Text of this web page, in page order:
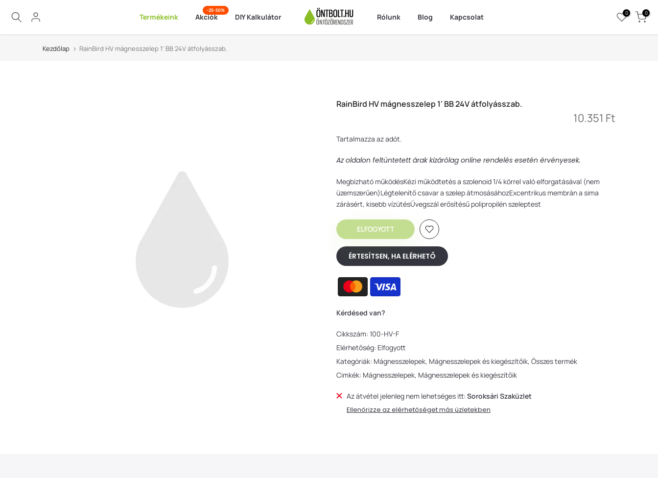
Ugrás
tartalomra
Termékeink Akciók
-25-50%
DIY Kalkulátor Rólunk Blog Kapcsolat 0 0
Kezdőlap RainBird HV mágnesszelep 1' BB 24V átfolyásszab.
RainBird HV mágnesszelep 1' BB 24V átfolyásszab.
10.351 Ft
Tartalmazza az adót.
Az oldalon feltüntetett árak kizárólag online rendelés esetén érvényesek.
Megbízható működésKézi működtetés a szolenoid 1/4 körrel való elforgatásával (nem
üzemszerűen)Légtelenítő csavar a szelep átmosásáhozExcentrikus membrán a sima
zárásért, kisebb vízütésÜvegszál erősítésű polipropilén szeleptest
ELFOGYOTT
ÉRTESÍTSEN, HA ELÉRHETŐ
Kérdésed van?
Cikkszám: 100-HV-F
Elérhetőség: Elfogyott
Kategóriák: Mágnesszelepek Mágnesszelepek és kiegészítőik Összes termék
Cimkék: Mágnesszelepek Mágnesszelepek és kiegészítőik
Az átvétel jelenleg nem lehetséges itt: Soroksári Szaküzlet
Ellenőrizze az elérhetőséget más üzletekben